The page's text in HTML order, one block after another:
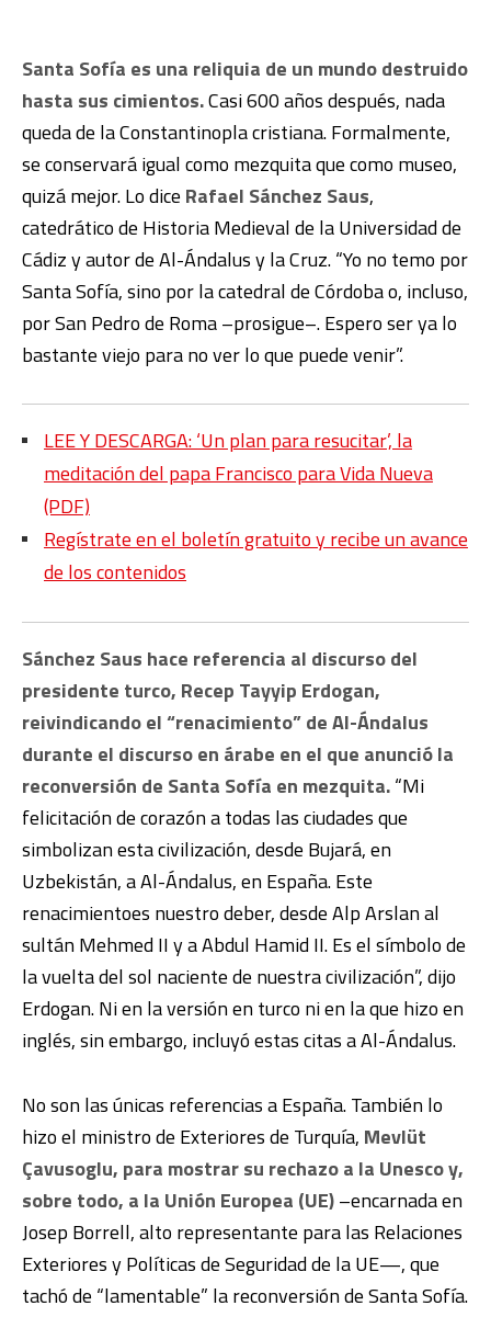
Santa Sofía es una reliquia de un mundo destruido
hasta sus cimientos.Casi 600 años después, nada
queda de la Constantinopla cristiana. Formalmente,
se conservará igual como mezquita que como museo,
quizá mejor. Lo dice Rafael Sánchez Saus,
catedrático de Historia Medieval de la Universidad de
Cádiz y autor de Al-Ándalus y la Cruz. “Yo no temo por
Santa Sofía, sino por la catedral de Córdoba o, incluso,
por San Pedro de Roma –prosigue–. Espero ser ya lo
bastante viejo para no ver lo que puede venir”.
LEE Y DESCARGA: ‘Un plan para resucitar’, la
meditación del papa Francisco para Vida Nueva
(PDF)
Regístrate en el boletín gratuito y recibe un avance
de los contenidos
Sánchez Saus hace referencia al discurso del
presidente turco, Recep Tayyip Erdogan,
reivindicando el “renacimiento” de Al-Ándalus
durante el discurso en árabe en el que anunció la
reconversión de Santa Sofía en mezquita.“Mi
felicitación de corazón a todas las ciudades que
simbolizan esta civilización, desde Bujará, en
Uzbekistán, a Al-Ándalus, en España. Este
renacimientoes nuestro deber, desde Alp Arslan al
sultán Mehmed II y a Abdul Hamid II. Es el símbolo de
la vuelta del sol naciente de nuestra civilización”, dijo
Erdogan. Ni en la versión en turco ni en la que hizo en
inglés, sin embargo, incluyó estas citas a Al-Ándalus.
No son las únicas referencias a España. También lo
hizo el ministro de Exteriores de Turquía, Mevlüt
Çavusoglu, para mostrar su rechazo a la Unesco y,
sobre todo, a la Unión Europea (UE)–encarnada en
Josep Borrell, alto representante para las Relaciones
Exteriores y Políticas de Seguridad de la UE—, que
tachó de “lamentable” la reconversión de Santa Sofía.